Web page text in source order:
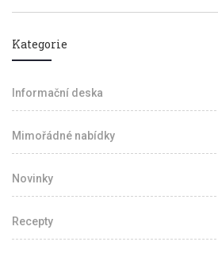
Kategorie
Informační deska
Mimořádné nabídky
Novinky
Recepty